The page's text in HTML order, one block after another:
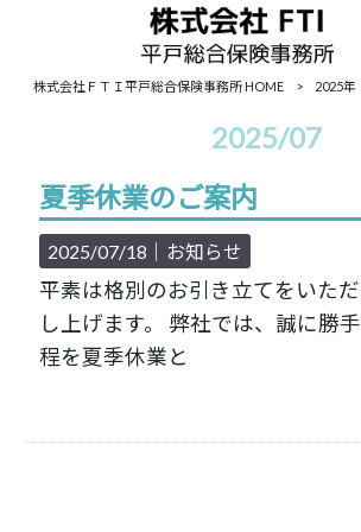
株式会社ＦＴＩ平戸総合保険事務所 HOME > 2025年
2025/07
夏季休業のご案内
2025/07/18｜ お知らせ
平素は格別のお引き立てをいた
し上げます。 弊社では、誠に勝
程を夏季休業と